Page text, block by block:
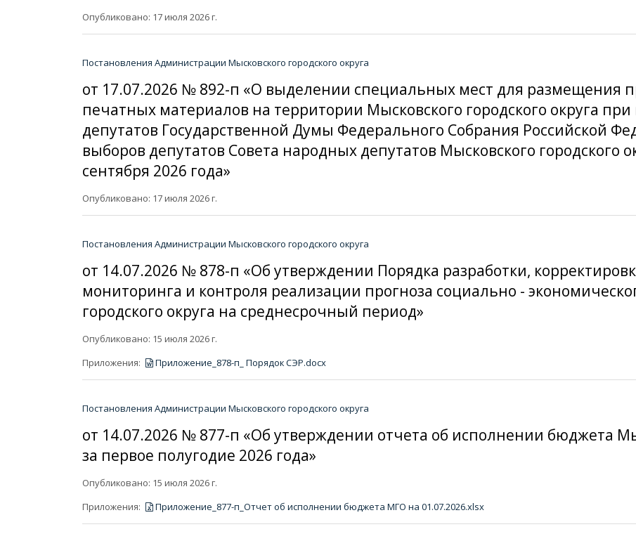
Опубликовано: 17 июля 2026 г.
Постановления Администрации Мысковского городского округа
от 17.07.2026 № 892-п «О выделении специальных мест для размещения
печатных материалов на территории Мысковского городского округа
депутатов Государственной Думы Федерального Собрания Российской
выборов депутатов Совета народных депутатов Мысковского городского
сентября 2026 года»
Опубликовано: 17 июля 2026 г.
Постановления Администрации Мысковского городского округа
от 14.07.2026 № 878-п «Об утверждении Порядка разработки,
мониторинга и контроля реализации прогноза социально -
городского округа на среднесрочный период»
Опубликовано: 15 июля 2026 г.
Приложения:
Приложение_878-п_ Порядок СЭР.docx
Постановления Администрации Мысковского городского округа
от 14.07.2026 № 877-п «Об утверждении отчета об исполнении бюджета
за первое полугодие 2026 года»
Опубликовано: 15 июля 2026 г.
Приложения:
Приложение_877-п_Отчет об исполнении бюджета МГО на 01.07.2026.xlsx